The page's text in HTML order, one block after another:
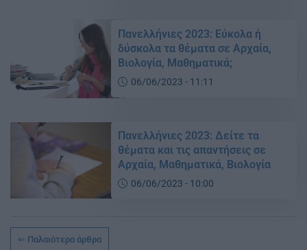
Πανελλήνιες 2023: Εύκολα ή
δύσκολα τα θέματα σε Αρχαία,
Βιολογία, Μαθηματικά;
06/06/2023 - 11:11
Πανελλήνιες 2023: Δείτε τα
θέματα και τις απαντήσεις σε
Αρχαία, Μαθηματικά, Βιολογία
06/06/2023 - 10:00
Παλαιότερα άρθρα